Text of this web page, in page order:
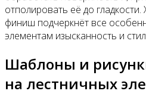
отполировать её до
финиш подчеркнёт все
элементам изысканность и
Шаблоны и
на лестничных